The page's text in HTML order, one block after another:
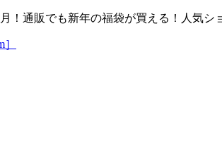
！通販でも新年の福袋が買える！人気シ